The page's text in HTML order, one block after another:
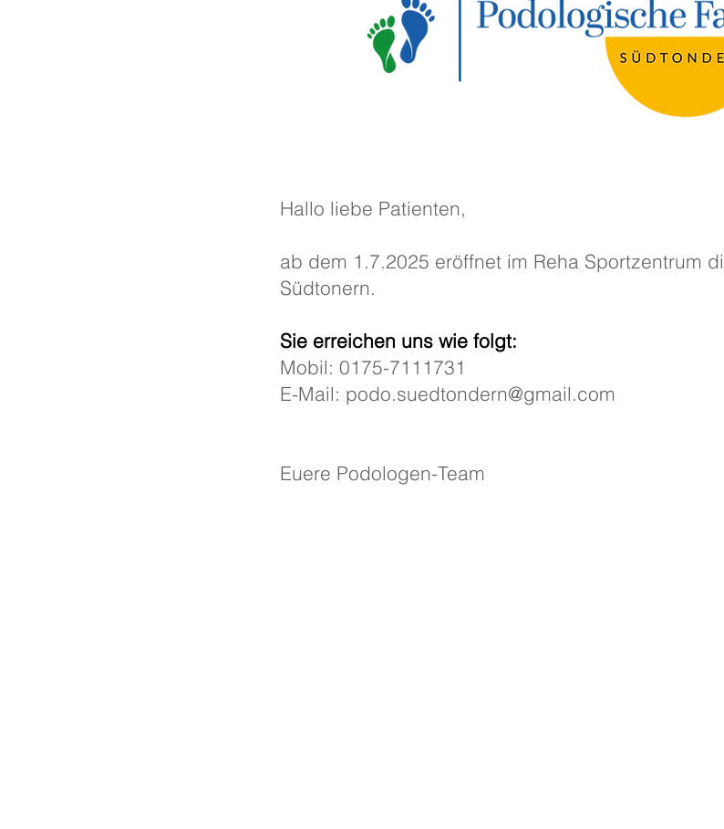
Hallo liebe Patienten,
ab dem 1.7.2025 eröffnet im Reha Sportzentrum
Südtonern.
Sie erreichen uns wie folgt:
Mobil: 0175-7111731
E-Mail: podo.suedtondern@gmail.com
Euere Podologen-Team